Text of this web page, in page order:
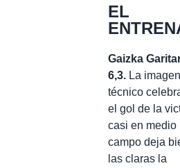
EL
Gaizka
6,3. La
técnico
el gol de la
casi en medio
campo deja
las claras la